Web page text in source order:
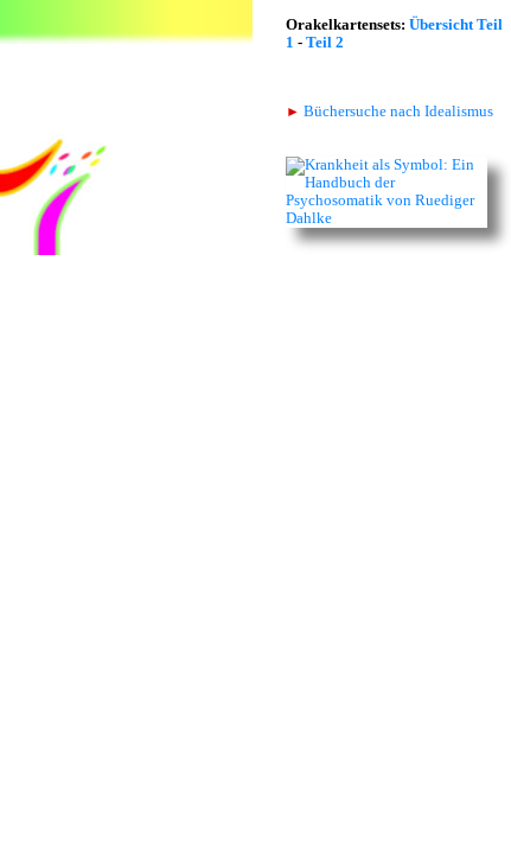
Orakelkartensets: Übersicht Teil
1 - Teil 2
► Büchersuche nach Idealismus